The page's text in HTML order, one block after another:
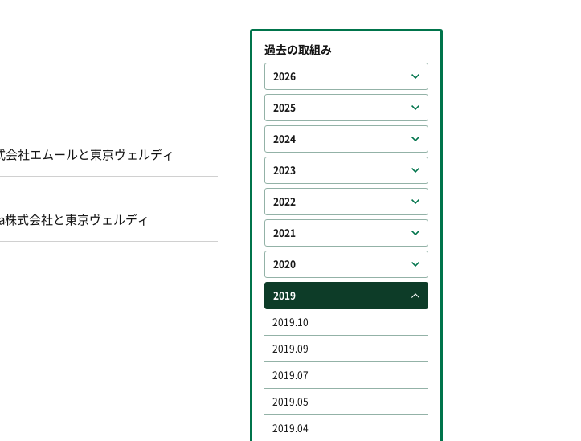
社エムールと東京ヴェルディ
式会社と東京ヴェルディ
過去の取組み
2026
2025
2024
2023
2022
2021
2020
2019
2019.10
2019.09
2019.07
2019.05
2019.04